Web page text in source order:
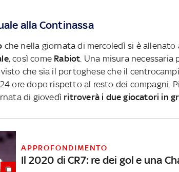
alla Continassa
che nella giornata di mercoledì si è allenato
, così come Rabiot . Una misura necessaria
visto che sia il portoghese che il
ore dopo rispetto al resto dei compagni.
di giovedì ritroverà i due giocatori in
APPROFONDIMENTO
Il 2020 di CR7: re dei gol e una